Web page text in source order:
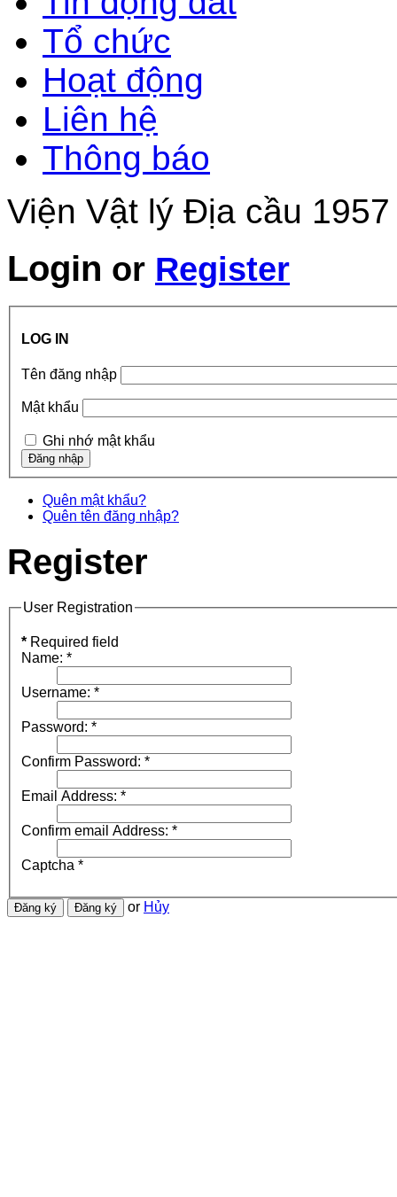
Tổ chức
Hoạt động
Liên hệ
Thông báo
Viện Vật lý Địa cầu
Login or Register
LOG IN
Tên đăng nhập
Mật khẩu
Ghi nhớ mật khẩu
Quên mật khẩu?
Quên tên đăng nhập?
Register
User Registration
* Required field
Name: *
Username: *
Password: *
Confirm Password: *
Email Address: *
Confirm email Address: *
Captcha *
or Hủy